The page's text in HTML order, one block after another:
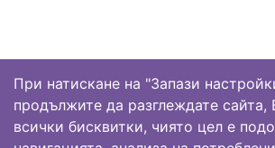
При натискане на "Запази
продължите да разглеждате сайта,
всички бисквитки, чиято цел е